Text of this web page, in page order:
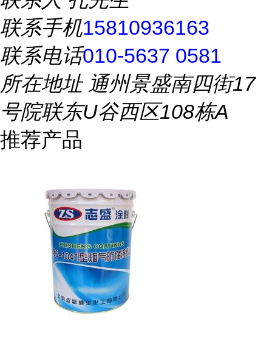
联系手机15810936163
联系电话010-5637 0581
所在地址通州景盛南四街17
号院联东U谷西区108栋A
推荐产品